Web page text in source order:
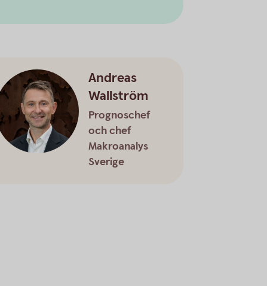
Andreas
Wallström
Prognoschef
och chef
Makroanalys
Sverige